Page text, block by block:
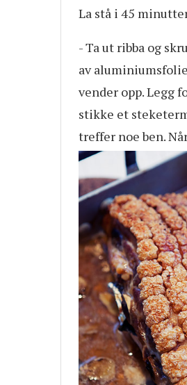
La stå i 45
- Ta ut ribba og
av
vender opp. Legg
stikke et
treffer noe ben.